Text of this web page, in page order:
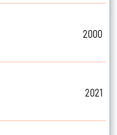
2000
2021